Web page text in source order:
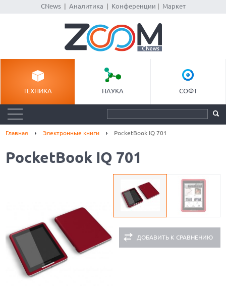
CNews| Аналитика Конференции Маркет
ТЕХНИКА НАУКА СОФТ
Главная Электронные книги PocketBook IQ 701
PocketBook IQ 701
ДОБАВИТЬ К СРАВНЕНИЮ